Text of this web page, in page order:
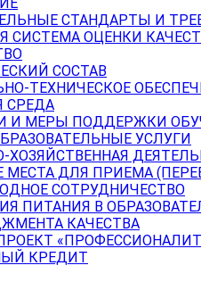
СТАНДАРТЫ И
СИСТЕМА ОЦЕНКИ
СОСТАВ
ТЕХНИЧЕСКОЕ
СРЕДА
И МЕРЫ ПОДДЕРЖКИ
УСЛУГИ
ХОЗЯЙСТВЕННАЯ
МЕСТА ДЛЯ ПРИЕМА
СОТРУДНИЧЕСТВО
ПИТАНИЯ В
КАЧЕСТВА
КРЕДИТ